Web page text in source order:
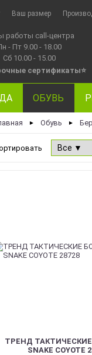
Ваш размер
работы call-центра
- Пт 9.00 - 18.00
Сб 10.00 - 15.00
сертификаты⭐
ОБУВЬ
► Обувь ►
ТРЕНД
SNAKE COYOTE